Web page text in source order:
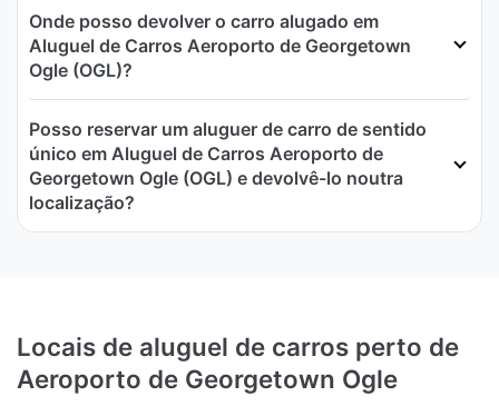
Onde posso devolver o carro alugado em
Aluguel de Carros Aeroporto de Georgetown
Ogle (OGL)?
Posso reservar um aluguer de carro de sentido
único em Aluguel de Carros Aeroporto de
Georgetown Ogle (OGL) e devolvê-lo noutra
localização?
Locais de aluguel de carros perto de
Aeroporto de Georgetown Ogle